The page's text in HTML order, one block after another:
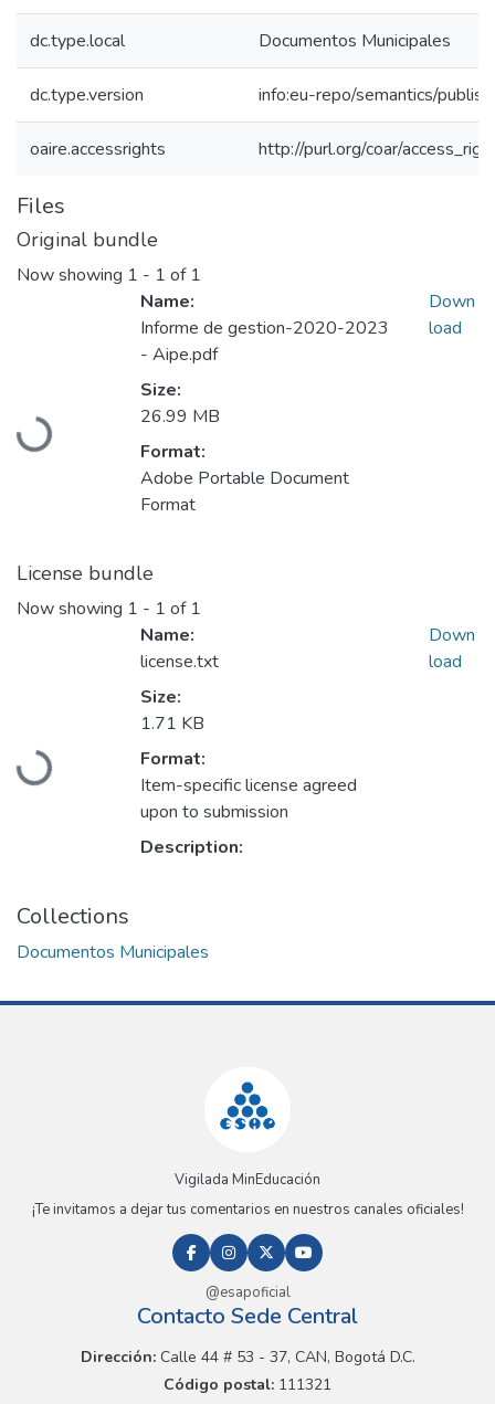
dc.type.local Documentos Municipales
dc.type.version info:eu-repo/semantics/
oaire.accessrights http://purl.org/coar/
Files
Original bundle
Now showing 1 - 1 of 1
Loading...
Name:
Informe de gestion-2020-2023
- Aipe.pdf
Size:
26.99 MB
Format:
Adobe Portable Document
Format
Down
load
License bundle
Now showing 1 - 1 of 1
Loading...
Name:
license.txt
Size:
1.71 KB
Format:
Item-specific license agreed
upon to submission
Description:
Down
load
Collections
Documentos Municipales
Vigilada MinEducación
¡Te invitamos a dejar tus comentarios en nuestros canales oficiales!
@esapoficial
Contacto Sede Central
Dirección:Calle 44 # 53 - 37, CAN, Bogotá D.C.
Código postal: 111321